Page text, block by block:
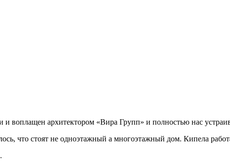
воплащен архитектором «Вира Групп» и полностью нас
что стоят не одноэтажный а многоэтажный дом. Кипела